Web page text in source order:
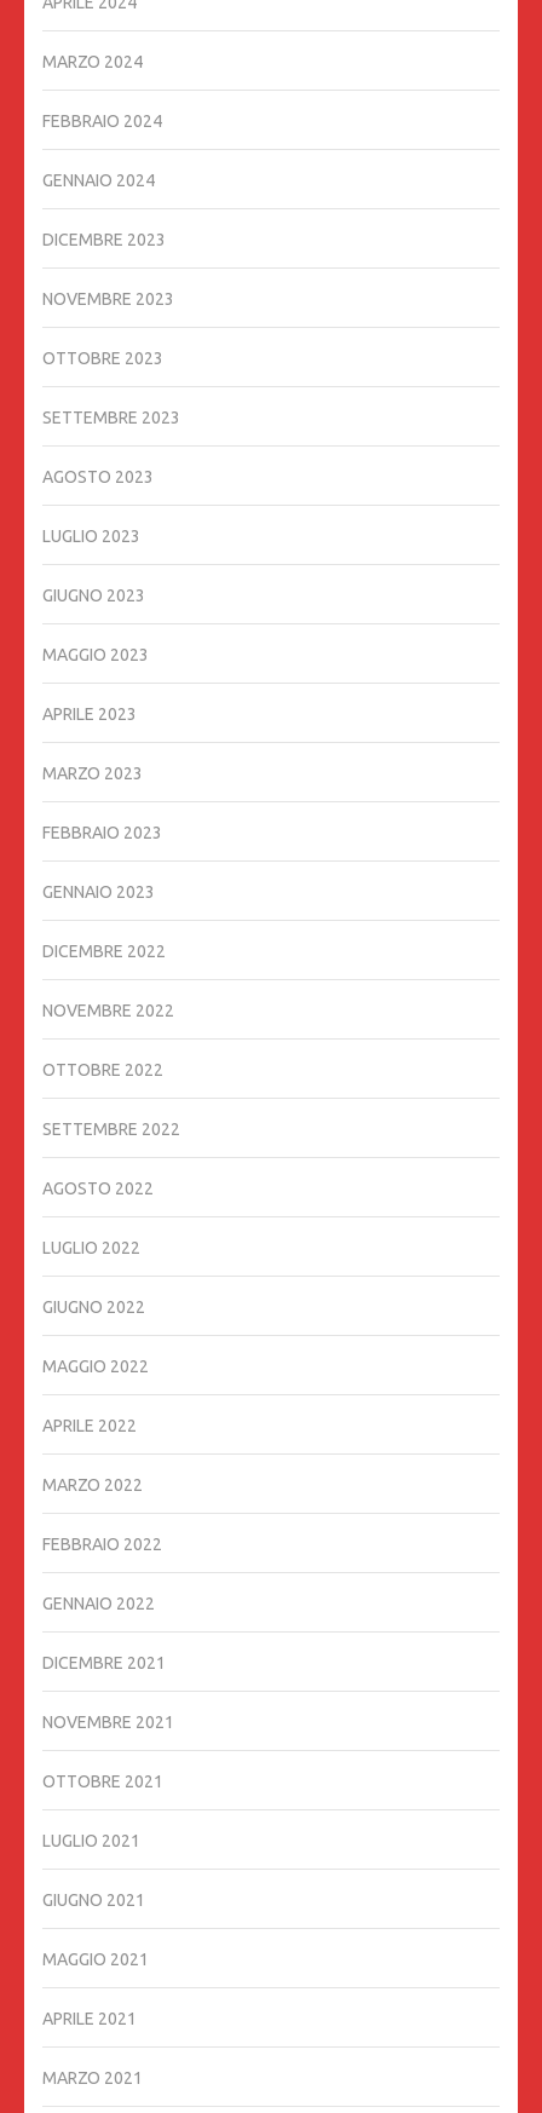
MARZO 2024
FEBBRAIO 2024
GENNAIO 2024
DICEMBRE 2023
NOVEMBRE 2023
OTTOBRE 2023
SETTEMBRE 2023
AGOSTO 2023
LUGLIO 2023
GIUGNO 2023
MAGGIO 2023
APRILE 2023
MARZO 2023
FEBBRAIO 2023
GENNAIO 2023
DICEMBRE 2022
NOVEMBRE 2022
OTTOBRE 2022
SETTEMBRE 2022
AGOSTO 2022
LUGLIO 2022
GIUGNO 2022
MAGGIO 2022
APRILE 2022
MARZO 2022
FEBBRAIO 2022
GENNAIO 2022
DICEMBRE 2021
NOVEMBRE 2021
OTTOBRE 2021
LUGLIO 2021
GIUGNO 2021
MAGGIO 2021
APRILE 2021
MARZO 2021